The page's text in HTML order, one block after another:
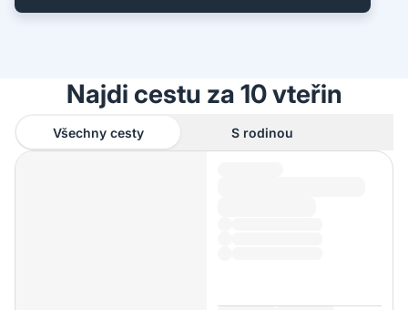
Najdi cestu za 10 vteřin
Všechny cesty S rodinou